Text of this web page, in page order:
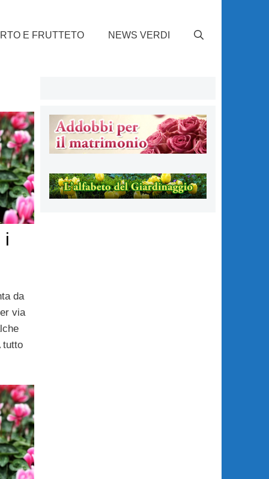
E FRUTTETO NEWS VERDI
i
da
via
tutto